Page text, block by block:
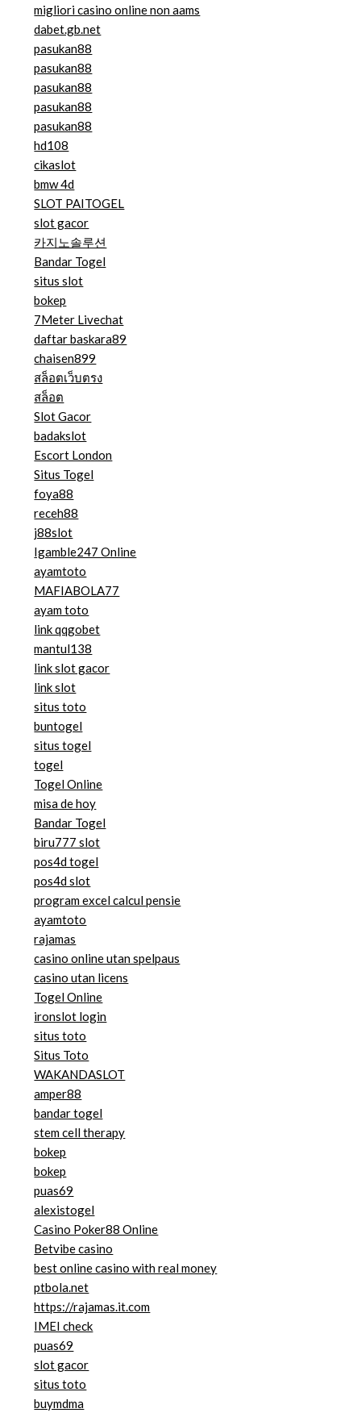
migliori casino online non aams
dabet.gb.net
pasukan88
pasukan88
pasukan88
pasukan88
pasukan88
hd108
cikaslot
bmw 4d
SLOT PAITOGEL
slot gacor
카지노솔루션
Bandar Togel
situs slot
bokep
7Meter Livechat
daftar baskara89
chaisen899
สล็อตเว็บตรง
สล็อต
Slot Gacor
badakslot
Escort London
Situs Togel
foya88
receh88
j88slot
Igamble247 Online
ayamtoto
MAFIABOLA77
ayam toto
link qqgobet
mantul138
link slot gacor
link slot
situs toto
buntogel
situs togel
togel
Togel Online
misa de hoy
Bandar Togel
biru777 slot
pos4d togel
pos4d slot
program excel calcul pensie
ayamtoto
rajamas
casino online utan spelpaus
casino utan licens
Togel Online
ironslot login
situs toto
Situs Toto
WAKANDASLOT
amper88
bandar togel
stem cell therapy
bokep
bokep
puas69
alexistogel
Casino Poker88 Online
Betvibe casino
best online casino with real money
ptbola.net
https://rajamas.it.com
IMEI check
puas69
slot gacor
situs toto
buymdma